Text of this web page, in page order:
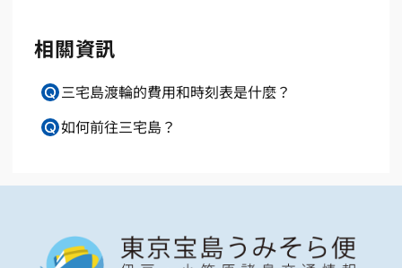
相關資訊
三宅島渡輪的費用和時刻表是什麼？
如何前往三宅島？